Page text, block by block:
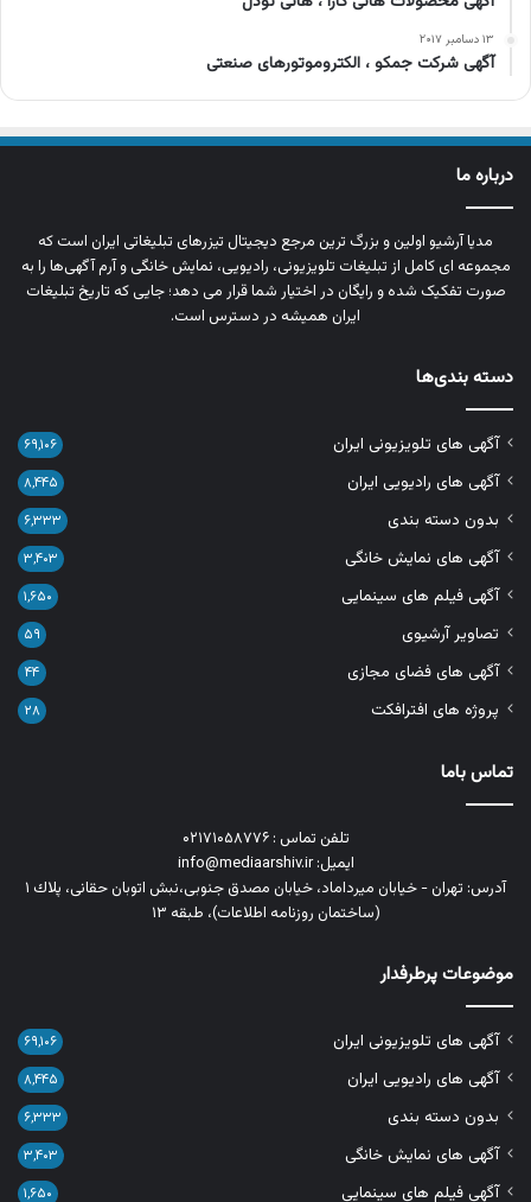
۱۳ دسامبر ۲۰۱۷
آگهی شرکت جمکو ، الکتروموتورهای صنعتی
درباره ما
مدیا آرشیو اولین و بزرگ‌ ترین مرجع دیجیتال تیزرهای تبلیغاتی ایران است که
مجموعه‌ ای کامل از تبلیغات تلویزیونی، رادیویی، نمایش خانگی و آرم‌ آگهی‌ها را به‌
صورت تفکیک‌ شده و رایگان در اختیار شما قرار می‌ دهد؛ جایی که تاریخ تبلیغات
ایران همیشه در دسترس است.
دسته بندی‌ها
آگهی های تلویزیونی ایران ۶۹,۱۰۶
آگهی های رادیویی ایران ۸,۴۴۵
بدون دسته بندی ۶,۳۳۳
آگهی های نمایش خانگی ۳,۴۰۳
آگهی فیلم های سینمایی ۱,۶۵۰
تصاویر آرشیوی ۵۹
آگهی های فضای مجازی ۴۴
پروژه های افترافکت ۲۸
تماس باما
تلفن تماس : ۰۲۱۷۱۰۵۸۷۷۶
ایمیل: info@mediaarshiv.ir
آدرس: تهران - خیابان میرداماد، خیابان مصدق جنوبی،نبش اتوبان حقانی، پلاك ١
(ساختمان روزنامه اطلاعات)، طبقه ۱۳
موضوعات پرطرفدار
آگهی های تلویزیونی ایران ۶۹,۱۰۶
آگهی های رادیویی ایران ۸,۴۴۵
بدون دسته بندی ۶,۳۳۳
آگهی های نمایش خانگی ۳,۴۰۳
آگهی فیلم های سینمایی ۱,۶۵۰